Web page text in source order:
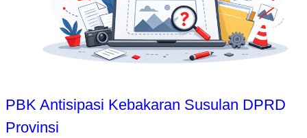
PBK Antisipasi Kebakaran Susulan DPRD
Provinsi